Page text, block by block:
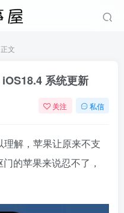
正文
系统更新
关注 私信
解，苹果让原来不支
的苹果来说忍不了，